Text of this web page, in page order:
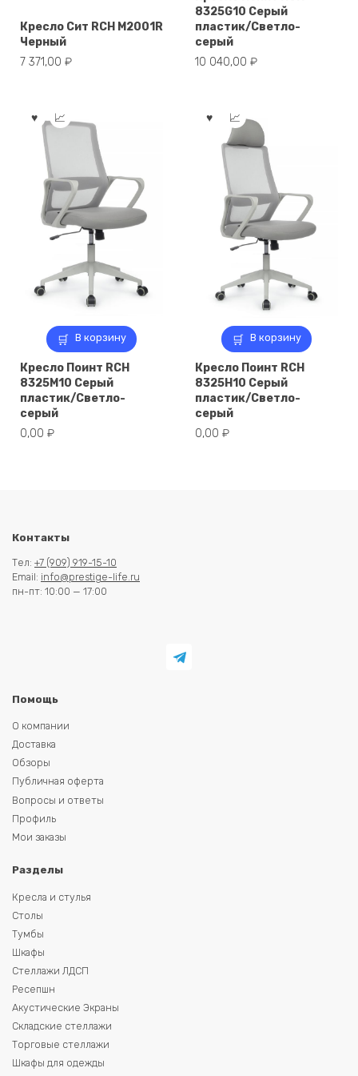
Кресло Сит RCH M2001R
Черный
7 371,00 ₽
8325G10 Серый
пластик/Светло-
серый
10 040,00 ₽
В корзину
Кресло Поинт RCH
8325M10 Серый
пластик/Светло-
серый
0,00 ₽
В корзину
Кресло Поинт RCH
8325H10 Серый
пластик/Светло-
серый
0,00 ₽
Контакты
Тел: +7 (909) 919-15-10
Email: info@prestige-life.ru
пн-пт: 10:00 — 17:00
Помощь
О компании
Доставка
Обзоры
Публичная оферта
Вопросы и ответы
Профиль
Мои заказы
Разделы
Кресла и стулья
Столы
Тумбы
Шкафы
Стеллажи ЛДСП
Ресепшн
Акустические Экраны
Складские стеллажи
Торговые стеллажи
Шкафы для одежды